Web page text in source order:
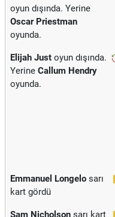
oyun dışında. Yerine
Oscar Priestman
oyunda.
Elijah Just oyun dışında.
Yerine Callum Hendry
oyunda.
Emmanuel Longelo sarı
kart gördü
Sam Nicholson sarı kart